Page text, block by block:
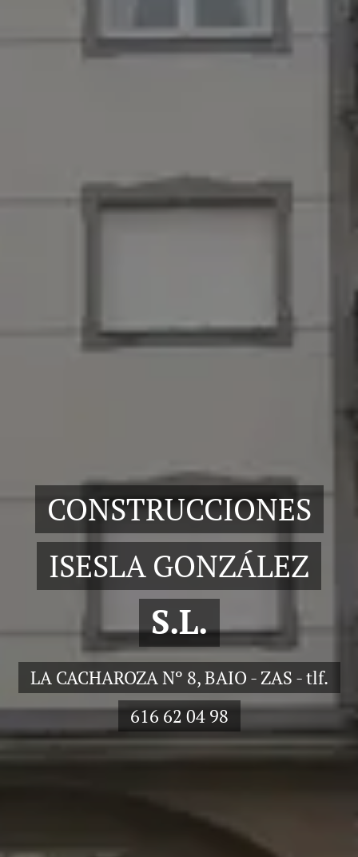
CONSTRUCCIONES
ISESLA GONZÁLEZ
S.L.
LA CACHAROZA Nº 8, BAIO - ZAS - tlf.
616 62 04 98